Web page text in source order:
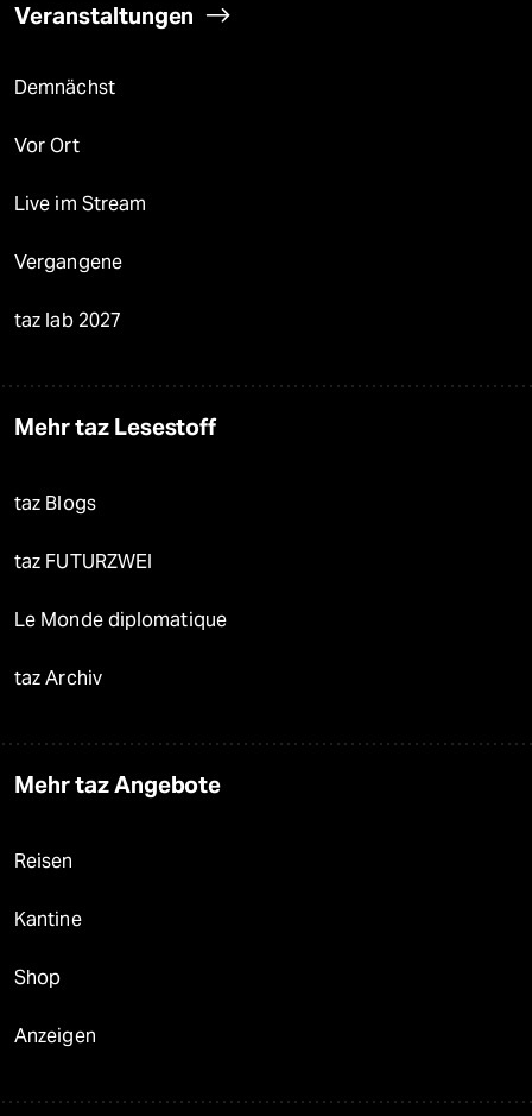
Veranstaltungen
Demnächst
Vor Ort
Live im Stream
Vergangene
taz lab 2027
Mehr taz Lesestoff
taz Blogs
taz FUTURZWEI
Le Monde diplomatique
taz Archiv
Mehr taz Angebote
Reisen
Kantine
Shop
Anzeigen